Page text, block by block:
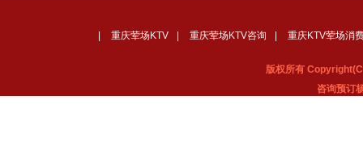
重庆荤场KTV 重庆荤场KTV咨询 重庆KTV荤场消
版权所有
咨询预订